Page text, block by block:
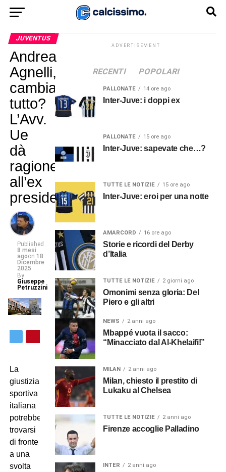
JUVENTUS
Andrea
Agnelli,
cambia
tutto?
L’Avv.
Ue
dà
ragione
all’ex
presidente
Published
8 mesi
agoon 18
Dicembre
2025
By
Giuseppe
Petruzzini
La
giustizia
sportiva
italiana
potrebbe
trovarsi
di fronte
a una
svolta
ADVERTISEMENT
RECENTI POPOLARI
PALLONATE 14 ore ago
Inter-Juve: i doppi ex
PALLONATE 15 ore ago
Inter-Juve: sapevate che…?
TUTTE LE NOTIZIE 15 ore ago
Inter-Juve: eroi per una notte
AMARCORD 16 ore ago
Storie e ricordi del Derby
d’Italia
TUTTE LE NOTIZIE 2 giorni ago
Omonimi senza gloria: Del
Piero e gli altri
NEWS 2 anni ago
Mbappé vuota il sacco:
“Minacciato dal Al-Khelaifi!”
MILAN 2 anni ago
Milan, chiesto il prestito di
Lukaku al Chelsea
TUTTE LE NOTIZIE 2 anni ago
Firenze accoglie Palladino
INTER 2 anni ago